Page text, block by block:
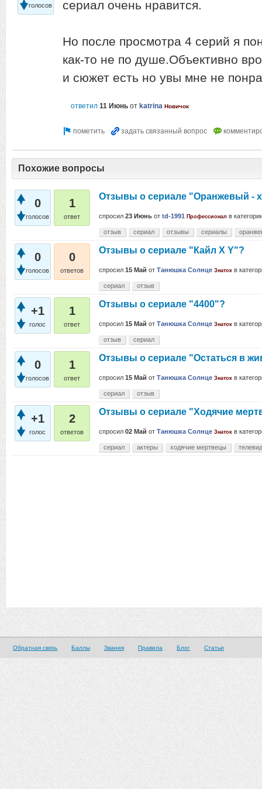
голосов
сериал очень нравится.
Но после просмотра 4 серий я
как-то не по душе.Объективно
и сюжет есть но увы мне не
ответил 11 Июнь от katrina Новичок
Похожие вопросы
0
голосов
1
ответ
Отзывы о сериале "Оранжевый -
спросил 23 Июнь от td-1991 Профессионал в
отзыв сериал отзывы сериалы
0
голосов
0
ответов
Отзывы о сериале "Кайл X Y"?
спросил 15 Май от Танюшка Солнце Знаток в
сериал отзыв
+1
голос
1
ответ
Отзывы о сериале "4400"?
спросил 15 Май от Танюшка Солнце Знаток в
отзыв сериал
0
голосов
1
ответ
Отзывы о сериале "Остаться в
спросил 15 Май от Танюшка Солнце Знаток в
сериал отзыв
+1
голос
2
ответов
Отзывы о сериале "Ходячие
спросил 02 Май от Танюшка Солнце Знаток в
сериал актеры ходячие мертвецы
Обратная связь Баллы Звания Правила Блог Статьи